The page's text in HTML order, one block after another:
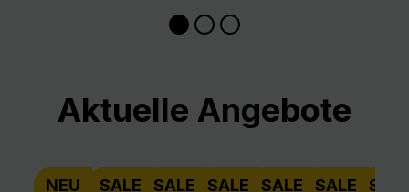
Produktgalerie überspringen
Aktuelle Angebote
NEU SALE SALE SALE SALE SALE